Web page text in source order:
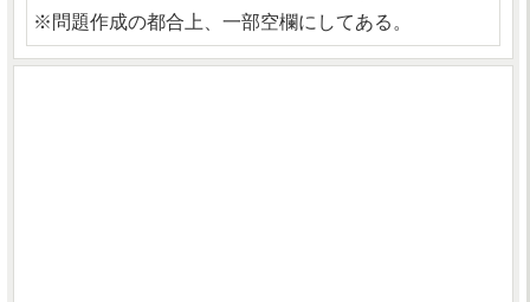
※問題作成の都合上、一部空欄にしてある。